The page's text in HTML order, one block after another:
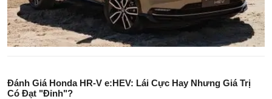
Đánh Giá Honda HR-V e:HEV: Lái Cực Hay Nhưng Giá Trị
Có Đạt "Đỉnh"?